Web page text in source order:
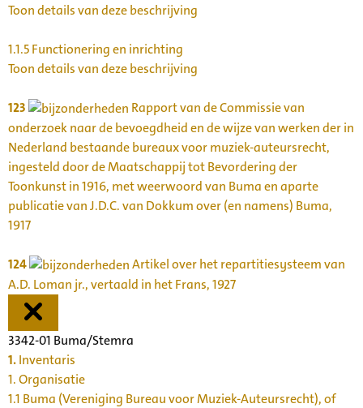
Toon details van deze beschrijving
1.1.5Functionering en inrichting
Toon details van deze beschrijving
123
Rapport van de Commissie van
onderzoek naar de bevoegdheid en de wijze van werken der in
Nederland bestaande bureaux voor muziek-auteursrecht,
ingesteld door de Maatschappij tot Bevordering der
Toonkunst in 1916, met weerwoord van Buma en aparte
publicatie van J.D.C. van Dokkum over (en namens) Buma,
1917
124
Artikel over het repartitiesysteem van
A.D. Loman jr., vertaald in het Frans, 1927
3342-01 Buma/Stemra
1.Inventaris
1. Organisatie
1.1 Buma (Vereniging Bureau voor Muziek-Auteursrecht), of